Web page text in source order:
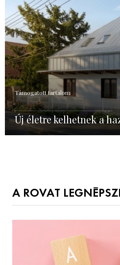
Támogatott tartalom
Új életre kelhetnek a
A ROVAT